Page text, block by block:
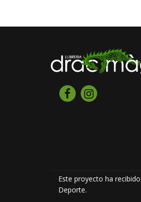
Este proyecto ha
Deporte.